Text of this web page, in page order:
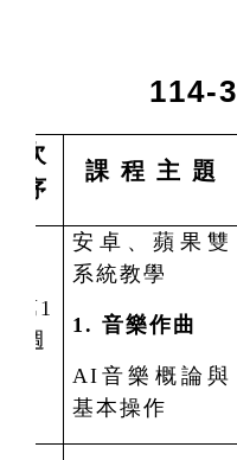
114-
次
序
課 程 主 題
第1
週
安卓、蘋果雙
系統教學
1. 音樂作曲
AI 音樂概論與
基本操作